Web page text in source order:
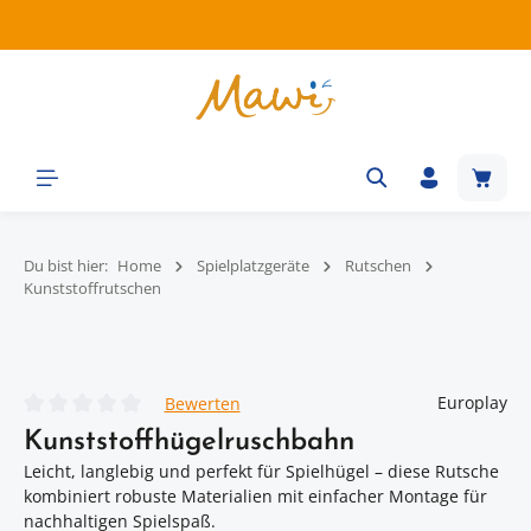
Du bist hier: Home Spielplatzgeräte
Rutschen
Kunststoffrutschen
Durchschnittliche Bewertung von 0 von 5 Sternen
Bewerten Europlay
Kunststoffhügelruschbahn
Leicht, langlebig und perfekt für Spielhügel – diese Rutsche
kombiniert robuste Materialien mit einfacher Montage für
nachhaltigen Spielspaß.